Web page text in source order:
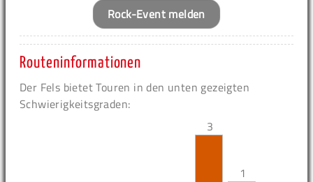
Rock-Event melden
Routeninformationen
Der Fels bietet Touren in den unten gezeigten
Schwierigkeitsgraden:
3
1